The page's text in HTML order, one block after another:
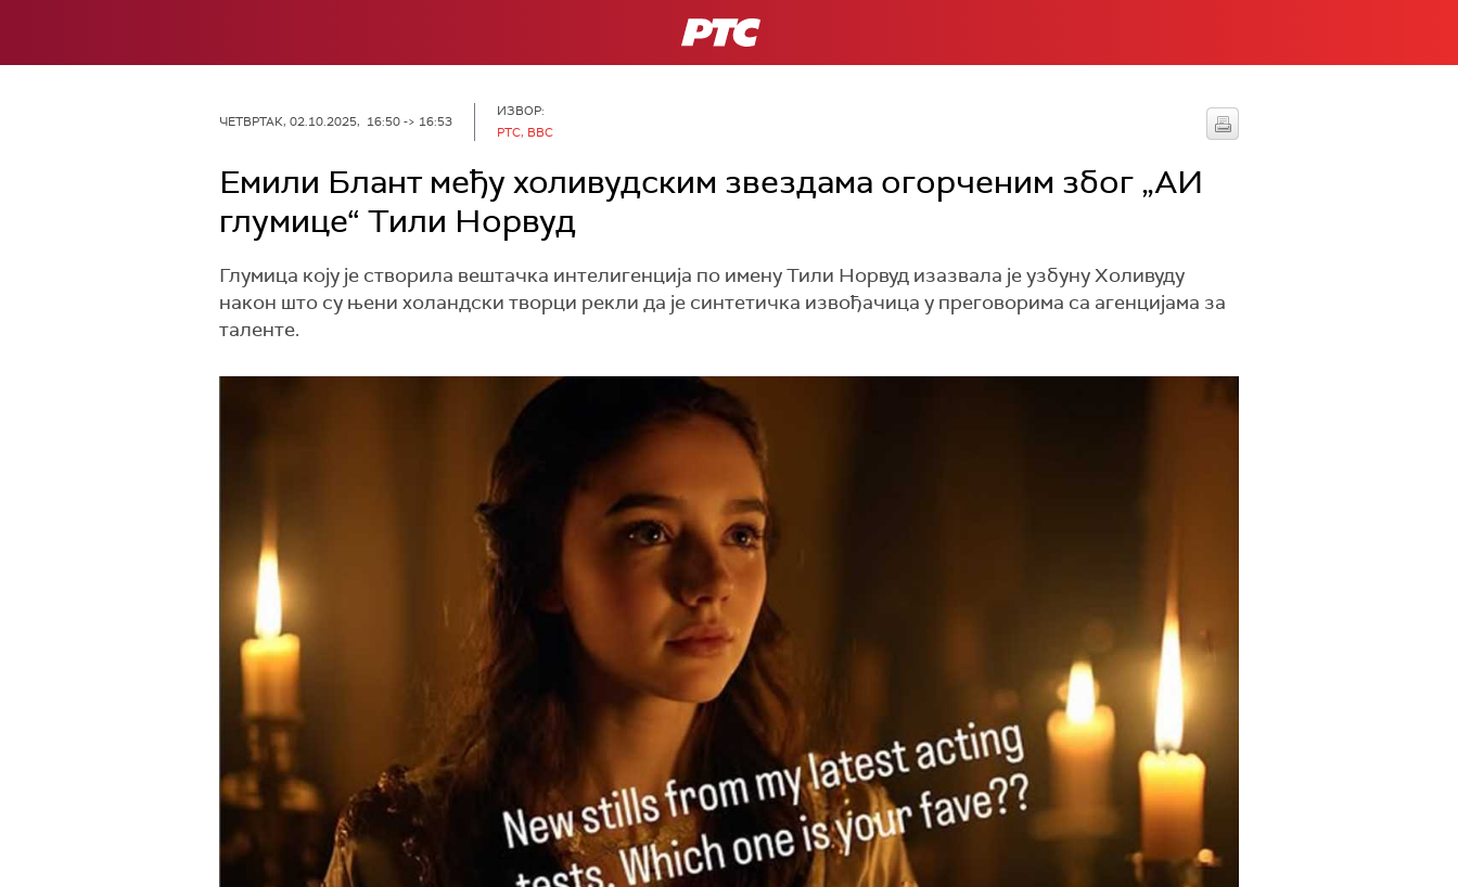
РТС
ЧЕТВРТАК, 02.10.2025, 16:50 -> 16:53
ИЗВОР:
РТС, BBC
Емили Блант међу холивудским звездама огорченим због „АИ
глумице“ Тили Норвуд
Глумица коју је створила вештачка интелигенција по имену Тили Норвуд изазвала је узбуну Холивуду
након што су њени холандски творци рекли да је синтетичка извођачица у преговорима са агенцијама за
таленте.